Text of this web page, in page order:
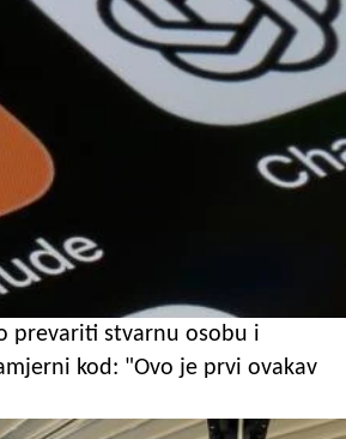
prevariti stvarnu osobu i
kod: "Ovo je prvi ovakav